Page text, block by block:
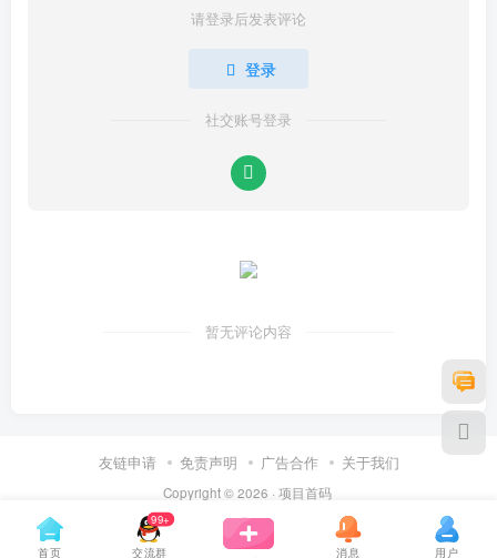
请登录后发表评论
登录
社交账号登录
暂无评论内容
友链申请 免责声明 广告合作 关于我们
Copyright © 2026 · 项目首码
首页 交流群
99+
消息 用户